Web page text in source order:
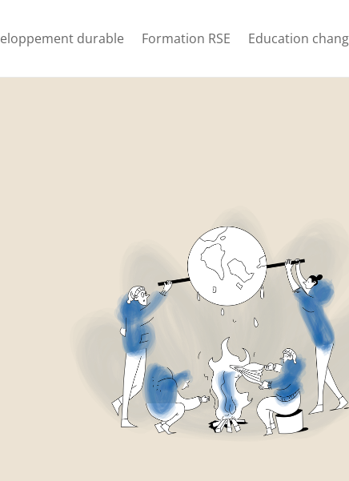
durable Formation RSE Education